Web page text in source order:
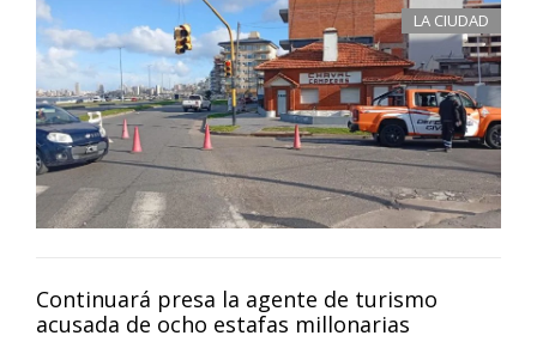
LA CIUDAD
Continuará presa la agente de turismo
acusada de ocho estafas millonarias